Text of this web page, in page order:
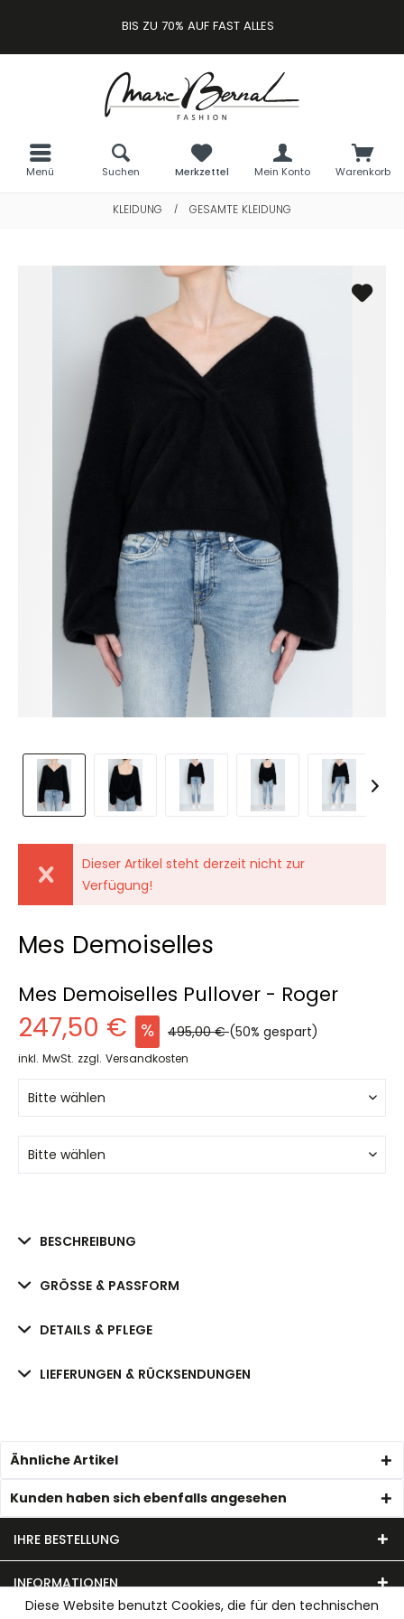
BIS ZU 70% AUF FAST ALLES
Menü Warenkorb
Merkzettel Mein Konto
Suchen
KLEIDUNG / GESAMTE KLEIDUNG
Dieser Artikel steht derzeit nicht zur
Verfügung!
Mes Demoiselles
Mes Demoiselles Pullover - Roger
247,50 € 495,00 €(50% gespart)
inkl. MwSt. zzgl. Versandkosten
BESCHREIBUNG
GRÖSSE & PASSFORM
DETAILS & PFLEGE
LIEFERUNGEN & RÜCKSENDUNGEN
Ähnliche Artikel
Kunden haben sich ebenfalls angesehen
IHRE BESTELLUNG
INFORMATIONEN
Diese Website benutzt Cookies, die für den technischen